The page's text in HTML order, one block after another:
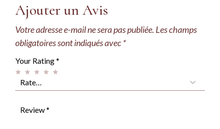
Ajouter un Avis
Votre adresse e-mail ne sera pas publiée. Les champs
obligatoires sont indiqués avec*
Your Rating*